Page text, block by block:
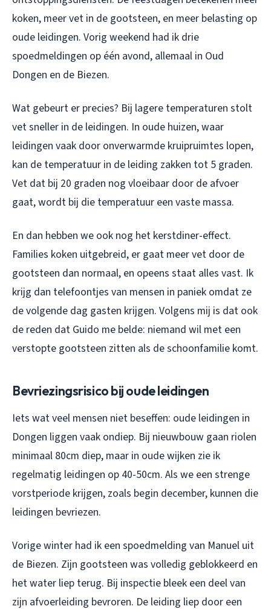
koken, meer vet in de gootsteen, en meer belasting op
oude leidingen. Vorig weekend had ik drie
spoedmeldingen op één avond, allemaal in Oud
Dongen en de Biezen.
Wat gebeurt er precies? Bij lagere temperaturen stolt
vet sneller in de leidingen. In oude huizen, waar
leidingen vaak door onverwarmde kruipruimtes lopen,
kan de temperatuur in de leiding zakken tot 5 graden.
Vet dat bij 20 graden nog vloeibaar door de afvoer
gaat, wordt bij die temperatuur een vaste massa.
En dan hebben we ook nog het kerstdiner-effect.
Families koken uitgebreid, er gaat meer vet door de
gootsteen dan normaal, en opeens staat alles vast. Ik
krijg dan telefoontjes van mensen in paniek omdat ze
de volgende dag gasten krijgen. Volgens mij is dat ook
de reden dat Guido me belde: niemand wil met een
verstopte gootsteen zitten als de schoonfamilie komt.
Bevriezingsrisico bij oude leidingen
Iets wat veel mensen niet beseffen: oude leidingen in
Dongen liggen vaak ondiep. Bij nieuwbouw gaan riolen
minimaal 80cm diep, maar in oude wijken zie ik
regelmatig leidingen op 40-50cm. Als we een strenge
vorstperiode krijgen, zoals begin december, kunnen die
leidingen bevriezen.
Vorige winter had ik een spoedmelding van Manuel uit
de Biezen. Zijn gootsteen was volledig geblokkeerd en
het water liep terug. Bij inspectie bleek een deel van
zijn afvoerleiding bevroren. De leiding liep door een